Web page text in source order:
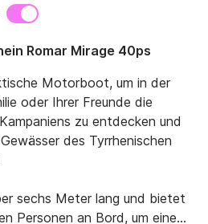
Romar Mirage 40ps
Motorboot, um in der
oder Ihrer Freunde die
zu entdecken und
des Tyrrhenischen
sechs Meter lang und bietet
Personen an Bord, um einen